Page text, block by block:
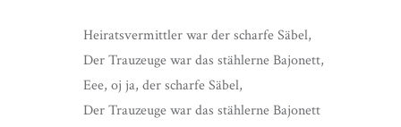
Heiratsvermittler war der scharfe Säbel,
Der Trauzeuge war das stählerne Bajonett,
Eee, oj ja, der scharfe Säbel,
Der Trauzeuge war das stählerne Bajonett